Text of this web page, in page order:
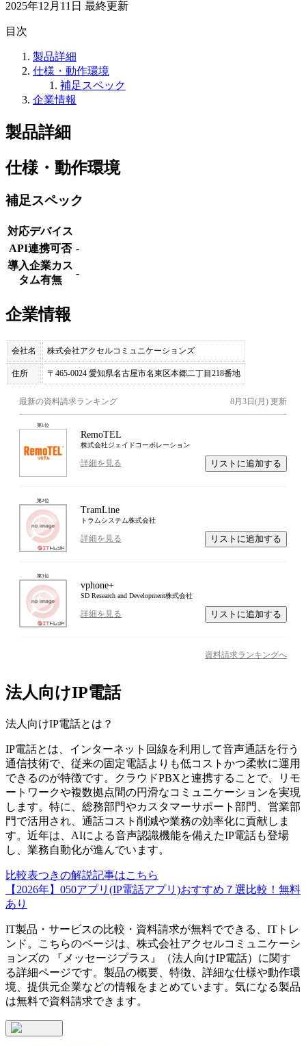
2025年12月11日 最終更新
目次
製品詳細
仕様・動作環境
補足スペック
企業情報
製品詳細
仕様・動作環境
補足スペック
対応デバイス
API連携可否 -
導入企業カス
タム有無
-
企業情報
会社名 株式会社アクセルコミュニケーションズ
住所 〒465-0024 愛知県名古屋市名東区本郷二丁目218番地
最新の資料請求ランキング 8月3日(月) 更新
第1位
RemoTEL
株式会社ジェイドコーポレーション
詳細を見る リストに追加する
第2位
TramLine
トラムシステム株式会社
詳細を見る リストに追加する
第3位
vphone+
SD Research and Development株式会社
詳細を見る リストに追加する
資料請求ランキングへ
法人向けIP電話
法人向けIP電話とは？
IP電話とは、インターネット回線を利用して音声通話を行う
通信技術で、従来の固定電話よりも低コストかつ柔軟に運用
できるのが特徴です。クラウドPBXと連携することで、リモ
ートワークや複数拠点間の円滑なコミュニケーションを実現
します。特に、総務部門やカスタマーサポート部門、営業部
門で活用され、通話コスト削減や業務の効率化に貢献しま
す。近年は、AIによる音声認識機能を備えたIP電話も登場
し、業務自動化が進んでいます。
比較表つきの解説記事はこちら
【2026年】050アプリ(IP電話アプリ)おすすめ７選比較！無料
あり
IT製品・サービスの比較・資料請求が無料でできる、ITトレ
ンド。こちらのページは、 株式会社アクセルコミュニケーシ
ョンズの 『 メッセージプラス 』（法人向けIP電話）に関す
る詳細ページです。製品の概要、特徴、詳細な仕様や動作環
境、提供元企業などの情報をまとめています。気になる製品
は無料で資料請求できます。